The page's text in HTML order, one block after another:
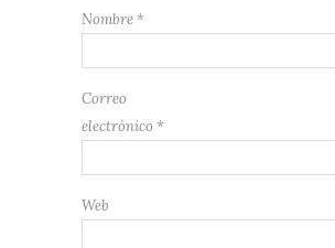
Nombre *
Correo
electrónico *
Web